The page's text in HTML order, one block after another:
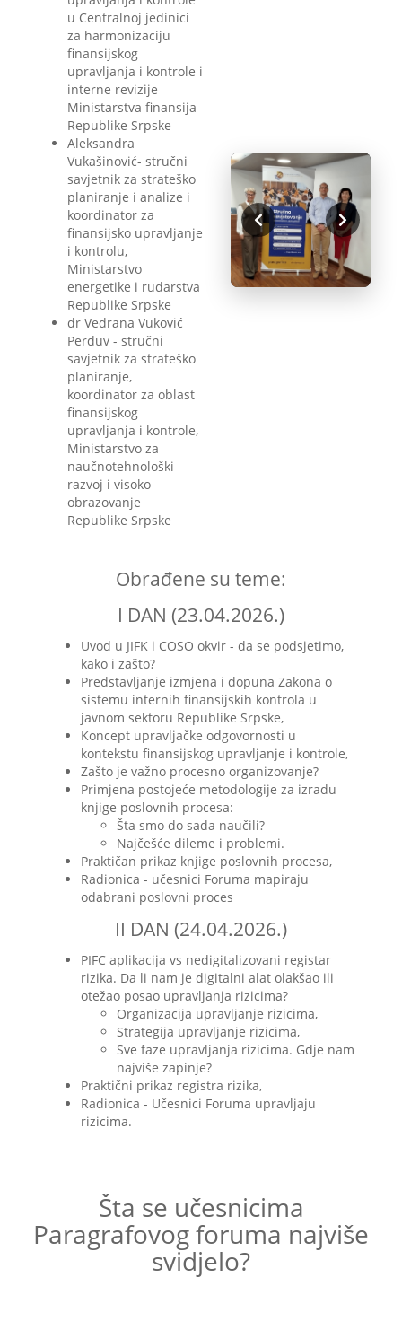
u Centralnoj jedinici
za harmonizaciju
finansijskog
upravljanja i kontrole i
interne revizije
Ministarstva finansija
Republike Srpske
Aleksandra
Vukašinović- stručni
savjetnik za strateško
planiranje i analize i
koordinator za
finansijsko upravljanje
i kontrolu,
Ministarstvo
energetike i rudarstva
Republike Srpske
dr Vedrana Vuković
Perduv - stručni
savjetnik za strateško
planiranje,
koordinator za oblast
finansijskog
upravljanja i kontrole,
Ministarstvo za
naučnotehnološki
razvoj i visoko
obrazovanje
Republike Srpske
Obrađene su teme:
I DAN (23.04.2026.)
Uvod u JIFK i COSO okvir - da se podsjetimo,
kako i zašto?
Predstavljanje izmjena i dopuna Zakona o
sistemu internih finansijskih kontrola u
javnom sektoru Republike Srpske,
Koncept upravljačke odgovornosti u
kontekstu finansijskog upravljanje i kontrole,
Zašto je važno procesno organizovanje?
Primjena postojeće metodologije za izradu
knjige poslovnih procesa:
Šta smo do sada naučili?
Najčešće dileme i problemi.
Praktičan prikaz knjige poslovnih procesa,
Radionica - učesnici Foruma mapiraju
odabrani poslovni proces
II DAN (24.04.2026.)
PIFC aplikacija vs nedigitalizovani registar
rizika. Da li nam je digitalni alat olakšao ili
otežao posao upravljanja rizicima?
Organizacija upravljanje rizicima,
Strategija upravljanje rizicima,
Sve faze upravljanja rizicima. Gdje nam
najviše zapinje?
Praktični prikaz registra rizika,
Radionica - Učesnici Foruma upravljaju
rizicima.
Šta se učesnicima
Paragrafovog foruma najviše
svidjelo?